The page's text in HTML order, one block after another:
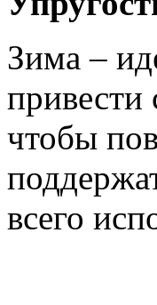
Зима –
привести
чтобы
всего